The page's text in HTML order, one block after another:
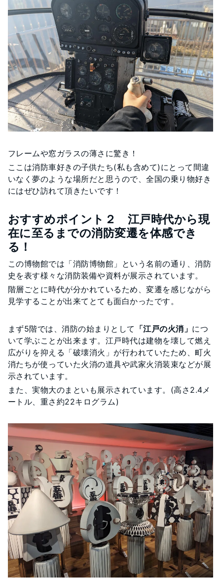
フレームや窓ガラスの薄さに驚き！
ここは消防車好きの子供たち(私も含めて)にとって間違
いなく夢のような場所だと思うので、全国の乗り物好き
にはぜひ訪れて頂きたいです！
おすすめポイント２ 江戸時代から現
在に至るまでの消防変遷を体感でき
る！
この博物館では「消防博物館」という名前の通り、消防
史を表す様々な消防装備や資料が展示されています。
階層ごとに時代が分かれているため、変遷を感じながら
見学することが出来てとても面白かったです。
まず5階では、消防の始まりとして 「江戸の火消」 につ
いて学ぶことが出来ます。江戸時代は建物を壊して燃え
広がりを抑える「破壊消火」が行われていたため、町火
消たちが使っていた火消の道具や武家火消装束などが展
示されています。
また、実物大のまといも展示されています。(高さ2.4メ
ートル、重さ約22キログラム)